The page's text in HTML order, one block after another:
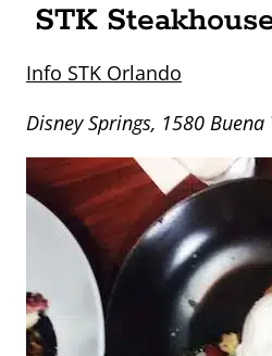
STK
Info STK Orlando
Disney Springs, 1580